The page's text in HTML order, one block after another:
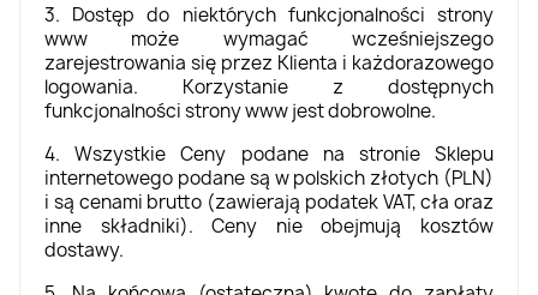
3. Dostęp do niektórych funkcjonalności strony
www może wymagać wcześniejszego
zarejestrowania się przez Klienta i każdorazowego
logowania. Korzystanie z dostępnych
funkcjonalności strony www jest dobrowolne.
4. Wszystkie Ceny podane na stronie Sklepu
internetowego podane są w polskich złotych (PLN)
i są cenami brutto (zawierają podatek VAT, cła oraz
inne składniki). Ceny nie obejmują kosztów
dostawy.